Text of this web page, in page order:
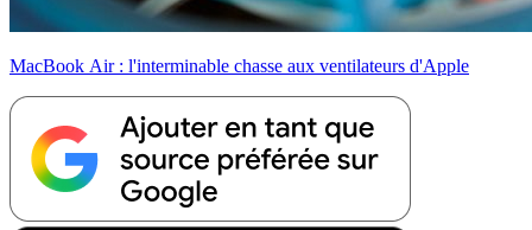
MacBook Air : l'interminable chasse aux ventilateurs d'Apple